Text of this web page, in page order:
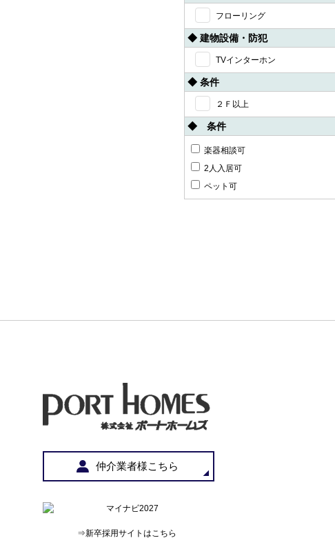
フローリング
◆ 建物設備・防犯
TVインターホン
◆ 条件
２Ｆ以上
◆ 条件
楽器相談可
2人入居可
ペット可
仲介業者様こちら
⇒新卒採用サイトはこちら